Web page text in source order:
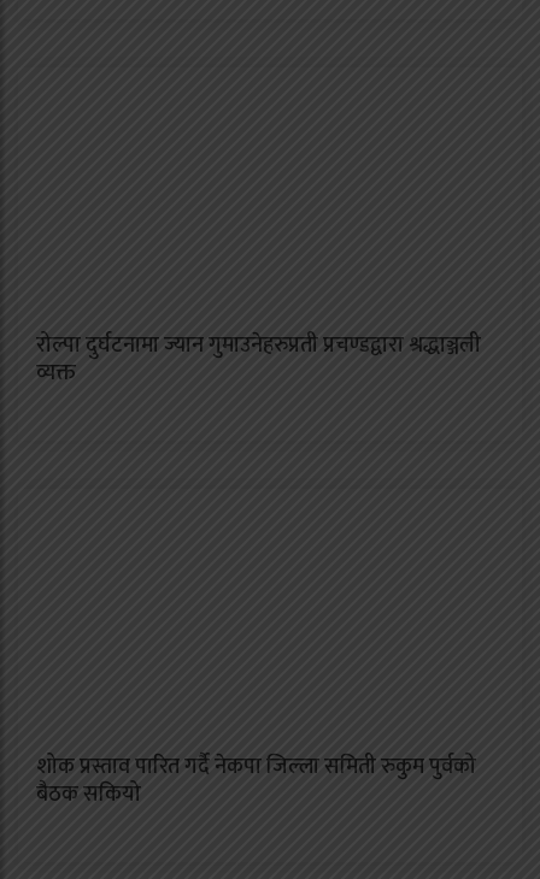
रोल्पा दुर्घटनामा ज्यान गुमाउनेहरुप्रती प्रचण्डद्वारा श्रद्धाञ्जली
व्यक्त
शोक प्रस्ताव पारित गर्दै नेकपा जिल्ला समिती रुकुम पुर्वको
बैठक सकियो